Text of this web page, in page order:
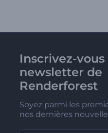
Inscrivez-vous
newsletter de
Renderforest
Soyez parmi les
nos dernières